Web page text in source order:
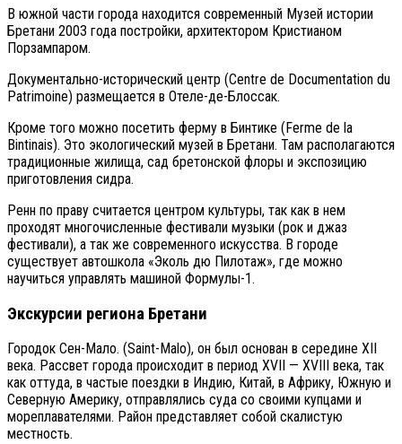
В южной части города находится современный Музей истории
Бретани 2003 года постройки, архитектором Кристианом
Порзампаром.
Документально-исторический центр (Centre de Documentation du
Patrimoine) размещается в Отеле-де-Блоссак.
Кроме того можно посетить ферму в Бинтике (Ferme de la
Bintinais). Это экологический музей в Бретани. Там располагаются
традиционные жилища, сад бретонской флоры и экспозицию
приготовления сидра.
Ренн по праву считается центром культуры, так как в нем
проходят многочисленные фестивали музыки (рок и джаз
фестивали), а так же современного искусства. В городе
существует автошкола «Эколь дю Пилотаж», где можно
научиться управлять машиной Формулы-1.
Экскурсии региона Бретани
Городок Сен-Мало. (Sаint-Mаlо), он был основан в середине XII
века. Рассвет города происходит в период XVII — XVIII века, так
как оттуда, в частые поездки в Индию, Китай, в Африку, Южную и
Северную Америку, отправлялись суда со своими купцами и
мореплавателями. Район представляет собой скалистую
местность.